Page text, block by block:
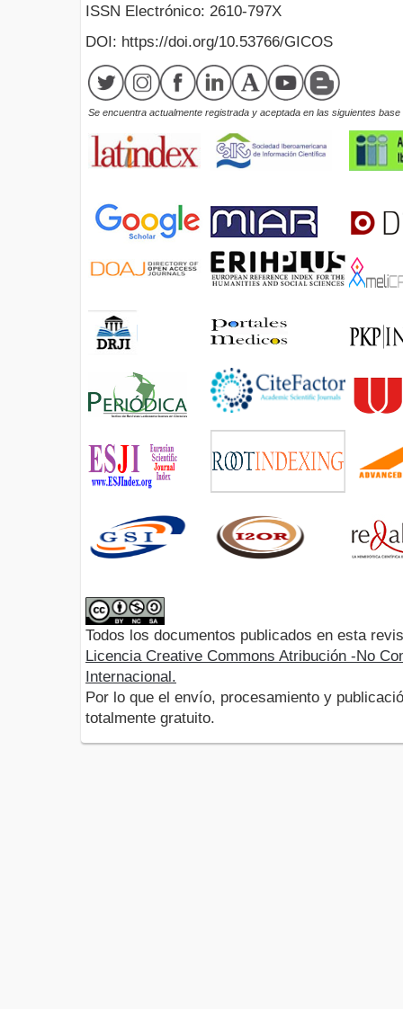
ISSN Electrónico: 2610-797X
DOI: https://doi.org/10.53766/GICOS
Se encuentra actualmente registrada y aceptada en las siguientes
Todos los documentos publicados en esta
Licencia Creative Commons Atribución -No
Internacional.
Por lo que el envío, procesamiento y
totalmente gratuito.